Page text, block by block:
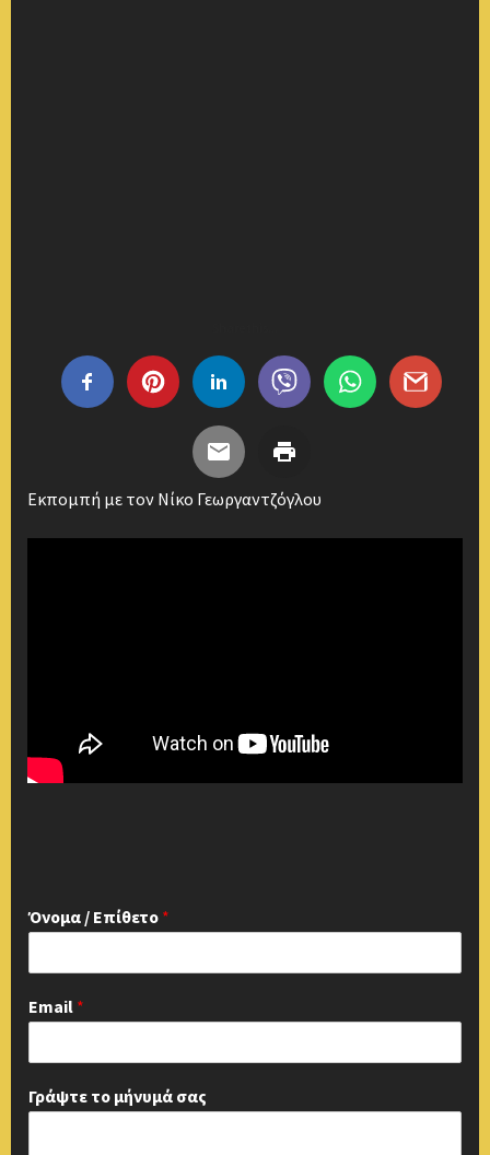
Εκπομπή με τον Νίκο Γεωργαντζόγλου
Όνομα / Επίθετο *
Email *
Γράψτε το μήνυμά σας